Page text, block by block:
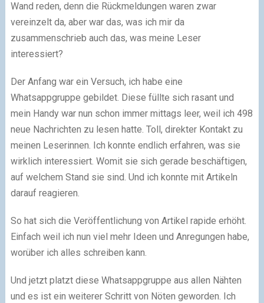
Wand reden, denn die Rückmeldungen waren zwar
vereinzelt da, aber war das, was ich mir da
zusammenschrieb auch das, was meine Leser
interessiert?
Der Anfang war ein Versuch, ich habe eine
Whatsappgruppe gebildet. Diese füllte sich rasant und
mein Handy war nun schon immer mittags leer, weil ich 498
neue Nachrichten zu lesen hatte. Toll, direkter Kontakt zu
meinen Leserinnen. Ich konnte endlich erfahren, was sie
wirklich interessiert. Womit sie sich gerade beschäftigen,
auf welchem Stand sie sind. Und ich konnte mit Artikeln
darauf reagieren.
So hat sich die Veröffentlichung von Artikel rapide erhöht.
Einfach weil ich nun viel mehr Ideen und Anregungen habe,
worüber ich alles schreiben kann.
Und jetzt platzt diese Whatsappgruppe aus allen Nähten
und es ist ein weiterer Schritt von Nöten geworden. Ich